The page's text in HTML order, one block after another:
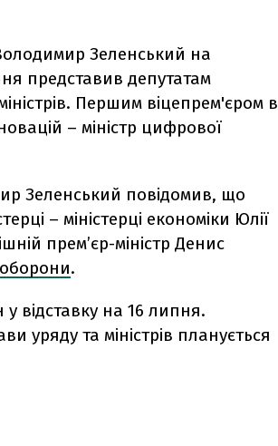
Зеленський на
представив депутатам
Першим віцепрем'єром в
– міністр цифрової
Зеленський повідомив, що
– міністерці економіки Юлії
премʼєр-міністр Денис
.
відставку на 16 липня.
уряду та міністрів планується